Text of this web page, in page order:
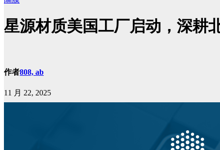
星源材质美国工厂启动，深耕
作者808, ab
11 月 22, 2025